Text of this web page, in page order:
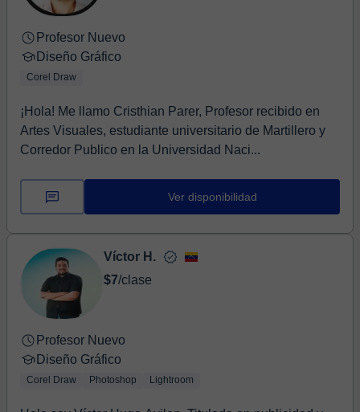
Profesor Nuevo
Diseño Gráfico
Corel Draw
¡Hola! Me llamo Cristhian Parer, Profesor recibido en
Artes Visuales, estudiante universitario de Martillero y
Corredor Publico en la Universidad Naci...
Ver disponibilidad
Víctor H.
$7/clase
Profesor Nuevo
Diseño Gráfico
Corel Draw Photoshop Lightroom